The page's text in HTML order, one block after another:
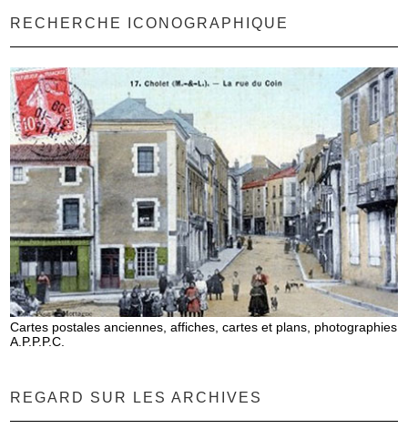
RECHERCHE ICONOGRAPHIQUE
Cartes postales anciennes, affiches, cartes et plans, photographies
A.P.P.P.C.
REGARD SUR LES ARCHIVES